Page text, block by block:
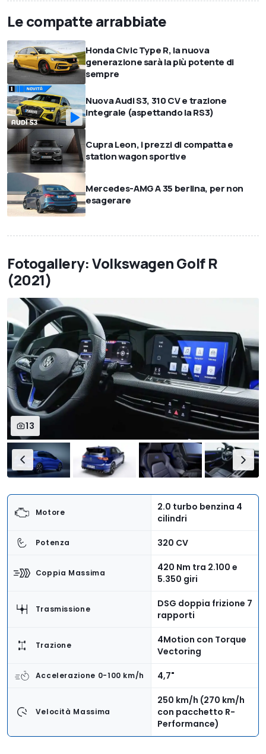
Le compatte arrabbiate
Honda Civic Type R, la nuova
generazione sarà la più potente di
sempre
Nuova Audi S3, 310 CV e trazione
integrale (aspettando la RS3)
Cupra Leon, i prezzi di compatta e
station wagon sportive
Mercedes-AMG A 35 berlina, per non
esagerare
Fotogallery: Volkswagen Golf R
(2021)
13
Motore
2.0 turbo benzina 4
cilindri
Potenza 320 CV
Coppia Massima
420 Nm tra 2.100 e
5.350 giri
Trasmissione
DSG doppia frizione 7
rapporti
Trazione
4Motion con Torque
Vectoring
Accelerazione 0-100 km/h 4,7"
Velocità Massima
250 km/h (270 km/h
con pacchetto R-
Performance)